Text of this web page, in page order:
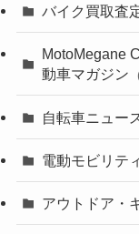
(38)
バイク買取査
MotoMegane
動車マガジン
自転車ニュー
(54)
電動モビリテ
アウトドア・